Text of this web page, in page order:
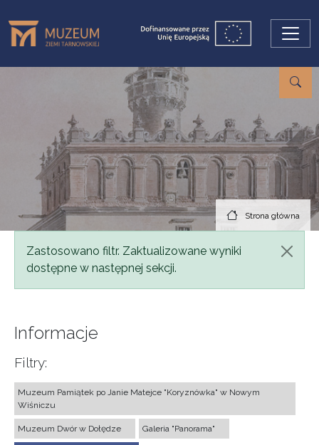
Strona główna
Komunikat
Zastosowano filtr. Zaktualizowane wyniki
dostępne w następnej sekcji.
Informacje
Filtry:
Muzeum Pamiątek po Janie Matejce "Koryznówka" w Nowym
Wiśniczu
Muzeum Dwór w Dołędze Galeria "Panorama"